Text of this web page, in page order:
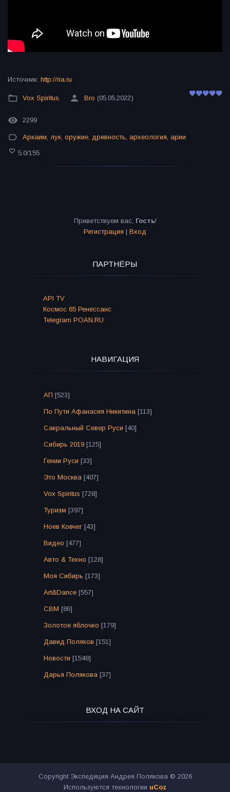
Источник: http://ria.ru
Vox Spiritus Bro (05.05.2022)
2299
Аркаим, лук, оружие, древность, археология, арии
5.0/155
Приветствуем вас, Гость!
Регистрация | Вход
ПАРТНЁРЫ
API TV
Космос 65 Ренессанс
Telegram POAN.RU
НАВИГАЦИЯ
АП [523]
По Пути Афанасия Никитина [113]
Сакральный Север Руси [40]
Сибирь 2019 [125]
Гении Руси [33]
Это Москва [407]
Vox Spiritus [728]
Туризм [397]
Ноев Ковчег [43]
Видео [477]
Авто & Техно [128]
Моя Сибирь [173]
Art&Dance [557]
СВМ [86]
Золотое яблочко [179]
Давид Поляков [151]
Новости [1548]
Дарья Полякова [37]
ВХОД НА САЙТ
Copyright Экспедиция Андрея Полякова © 2026
Используются технологии uCoz